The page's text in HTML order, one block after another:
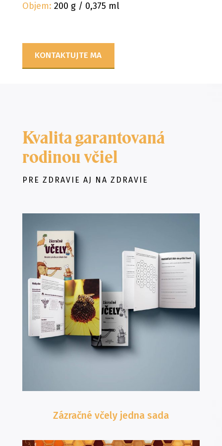
Objem: 200 g / 0,375 ml
KONTAKTUJTE MA
Kvalita garantovaná
rodinou včiel
PRE ZDRAVIE AJ NA ZDRAVIE
Zázračné včely jedna sada